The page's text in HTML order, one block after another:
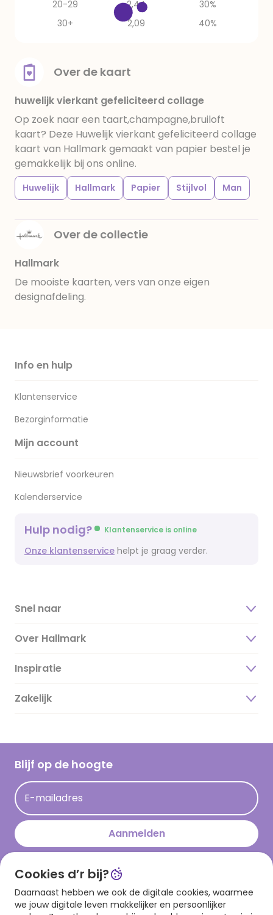
20-29
2,44
30%
30+
2,09 40%
Over de kaart
huwelijk vierkant gefeliciteerd collage
Op zoek naar een taart,champagne,bruiloft
kaart? Deze Huwelijk vierkant gefeliciteerd collage
kaart van Hallmark gemaakt van papier bestel je
gemakkelijk bij ons online.
Huwelijk Hallmark Papier Stijlvol Man
Over de collectie
Hallmark
De mooiste kaarten, vers van onze eigen
designafdeling.
Info en hulp
Klantenservice
Bezorginformatie
Mijn account
Nieuwsbrief voorkeuren
Kalenderservice
Hulp nodig? Klantenservice is online
Onze klantenservice helpt je graag verder.
Snel naar
Over Hallmark
Over ons
Duurzaamheid
Hallmark Kaartclub
Acties
Persberichten
Hallmark en Kinderpostzegels
Inspiratie
Magazine
Cadeau inspiratie
Kaartinspiratie
Zakelijk
Blijf op de hoogte
E-mailadres
Aanmelden
Download onze app
Cookies d’r bij?
Daarnaast hebben we ook de digitale cookies, waarmee
we jouw digitale leven makkelijker en persoonlijker